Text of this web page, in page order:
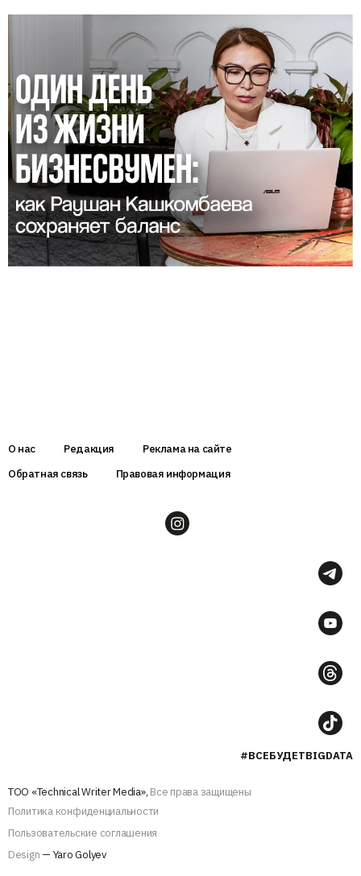
О нас Редакция
Реклама на сайте
Обратная связь
Правовая информация
#ВСЕБУДЕТBIGDATA
ТОО «Technical Writer Media», Все права защищены
Политика конфиденциальности
Пользовательские соглашения
Design — Yaro Golyev